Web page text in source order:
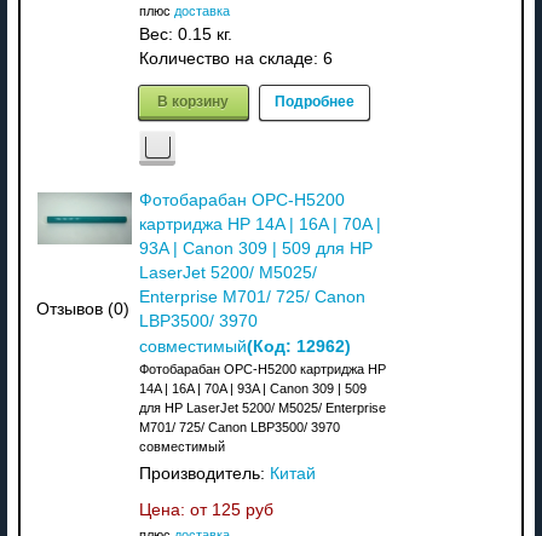
плюс доставка
Вес: 0.15 кг.
Количество на складе: 6
В корзину Подробнее
Отзывов (0)
Фотобарабан OPC-H5200
картриджа HP 14A | 16A | 70A |
93A | Canon 309 | 509 для HP
LaserJet 5200/ M5025/
Enterprise M701/ 725/ Canon
LBP3500/ 3970
совместимый(Код: 12962)
Фотобарабан OPC-H5200 картриджа HP
14A | 16A | 70A | 93A | Canon 309 | 509
для HP LaserJet 5200/ M5025/ Enterprise
M701/ 725/ Canon LBP3500/ 3970
совместимый
Производитель: Китай
Цена: от 125 руб